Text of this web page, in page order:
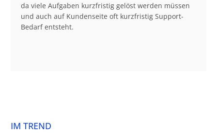
da viele Aufgaben kurzfristig gelöst werden müssen
und auch auf Kundenseite oft kurzfristig Support-
Bedarf entsteht.
IM TREND